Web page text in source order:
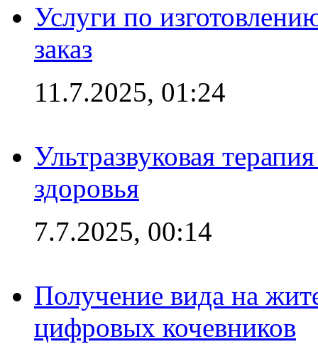
Услуги по
заказ
11.7.2025, 01:24
Ультразвуковая
здоровья
7.7.2025, 00:14
Получение вида на
цифровых кочевников